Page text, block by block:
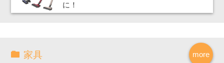
に！
more
家具